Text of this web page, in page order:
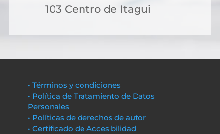
103 Centro de Itagui
• Términos y condiciones
• Política de Tratamiento de Datos
Personales
• Políticas de derechos de autor
• Certificado de Accesibilidad